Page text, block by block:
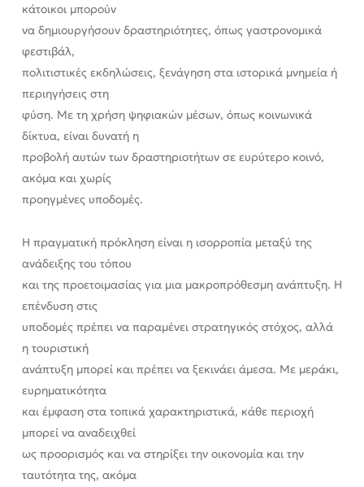
κάτοικοι μπορούν
να δημιουργήσουν δραστηριότητες, όπως γαστρονομικά
φεστιβάλ,
πολιτιστικές εκδηλώσεις, ξενάγηση στα ιστορικά μνημεία ή
περιηγήσεις στη
φύση. Με τη χρήση ψηφιακών μέσων, όπως κοινωνικά
δίκτυα, είναι δυνατή η
προβολή αυτών των δραστηριοτήτων σε ευρύτερο κοινό,
ακόμα και χωρίς
προηγμένες υποδομές.
Η πραγματική πρόκληση είναι η ισορροπία μεταξύ της
ανάδειξης του τόπου
και της προετοιμασίας για μια μακροπρόθεσμη ανάπτυξη. Η
επένδυση στις
υποδομές πρέπει να παραμένει στρατηγικός στόχος, αλλά
η τουριστική
ανάπτυξη μπορεί και πρέπει να ξεκινάει άμεσα. Με μεράκι,
ευρηματικότητα
και έμφαση στα τοπικά χαρακτηριστικά, κάθε περιοχή
μπορεί να αναδειχθεί
ως προορισμός και να στηρίξει την οικονομία και την
ταυτότητα της, ακόμα